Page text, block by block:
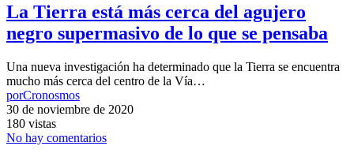
La Tierra está más cerca del agujero
negro supermasivo de lo que se pensaba
Una nueva investigación ha determinado que la Tierra se encuentra
mucho más cerca del centro de la Vía…
porCronosmos
30 de noviembre de 2020
180 vistas
No hay comentarios